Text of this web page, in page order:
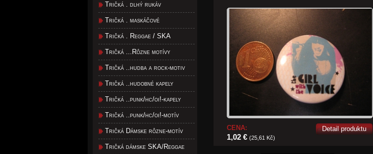
Tričká . dlhý rukáv
Tričká . maskáčové
Tričká . Reggae / SKA
Tričká ...Rôzne motívy
Tričká ..hudba a rock-motiv
Tričká ..hudobné kapely
Tričká ..punk/hc/oi!-kapely
Tričká ..punk/hc/oi!-motív
Tričká Dámske rôzne-motív
Tričká dámske SKA/Reggae
CENA:
1,02 € (25,61 Kč)
Detail produktu